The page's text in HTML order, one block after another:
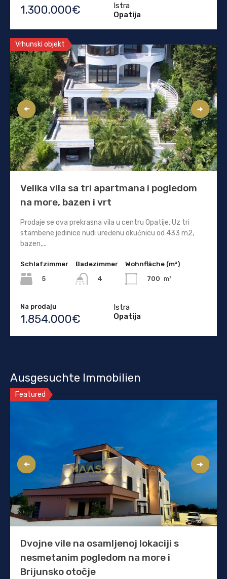
1.300.000€
Istra
Opatija
Vrhunski objekt
Velika vila sa tri apartmana i pogledom
na more, bazen i vrt
Prodaje se ova prekrasna vila u centru Opatije. Uz tri
stambene jedinice nudi uređenu okućnicu od 433 m2,
bazen,...
Schlafzimmer
5
Badezimmer
4
Wohnfläche (m²)
700 m²
Na prodaju
1.854.000€
Istra
Opatija
Ausgesuchte Immobilien
Featured
Dvojne vile na osamljenoj lokaciji s
nesmetanim pogledom na more i
Brijunsko otočje